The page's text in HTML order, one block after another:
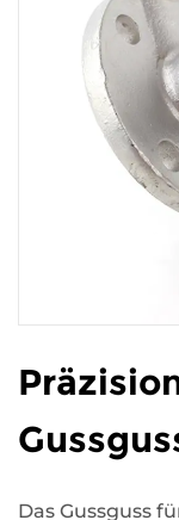
Das Gussguss